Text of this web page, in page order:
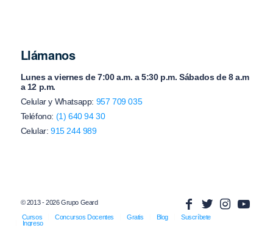
Llámanos
Lunes a viernes de 7:00 a.m. a 5:30 p.m. Sábados de 8 a.m
a 12 p.m.
Celular y Whatsapp: 957 709 035
Teléfono: (1) 640 94 30
Celular: 915 244 989
© 2013 - 2026 Grupo Geard
Cursos
Concursos Docentes Gratis Blog
Suscríbete
Ingreso